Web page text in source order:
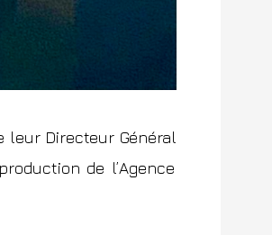
leur Directeur Général
de l’Agence